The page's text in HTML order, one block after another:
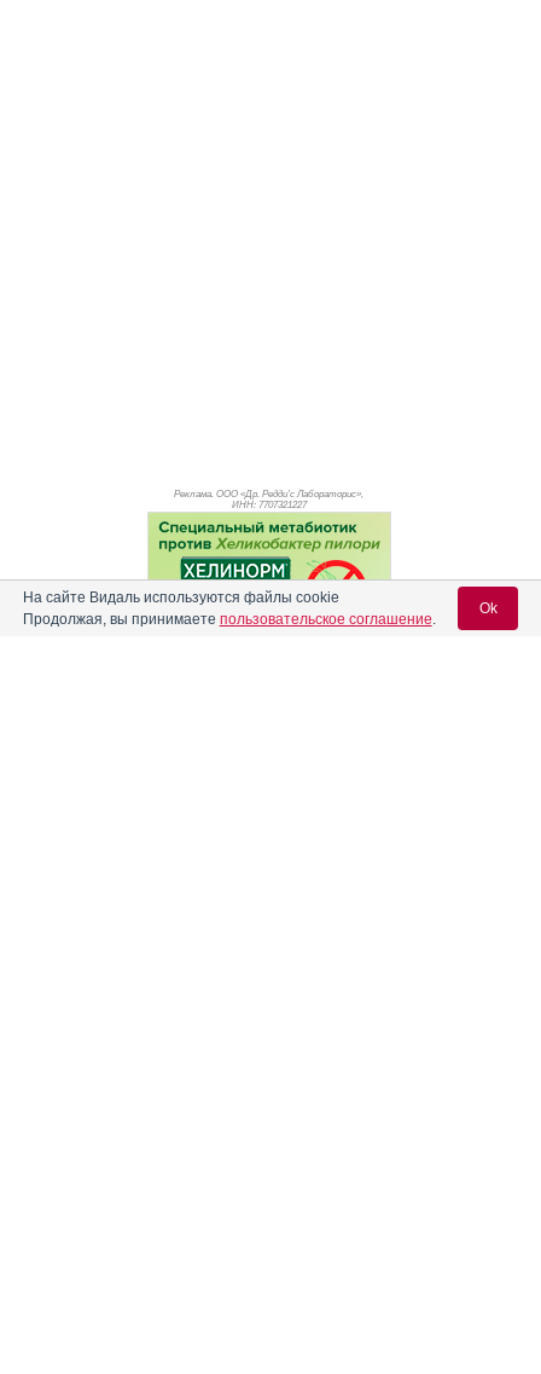
Реклама. ООО «Др. Редди’с Лабораторис»,
ИНН: 7707321227
На сайте Видаль используются файлы cookie
Продолжая, вы принимаете пользовательское соглашение.
Ok